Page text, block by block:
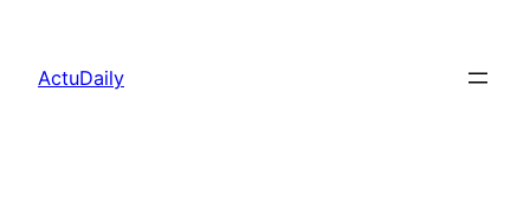
contenu
ActuDaily